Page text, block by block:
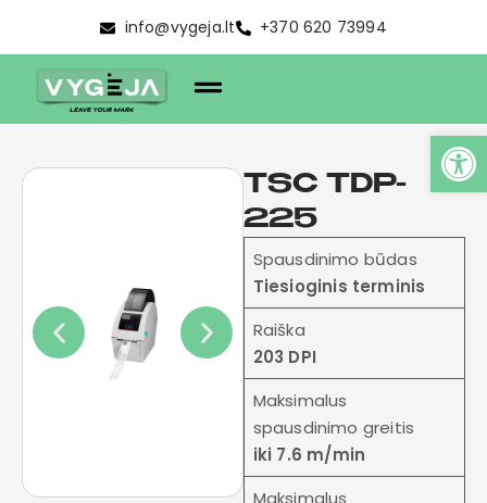
info@vygeja.lt +370 620 73994
TSC TDP-
225
Spausdinimo būdas
Tiesioginis terminis
Raiška
203 DPI
Maksimalus
spausdinimo greitis
iki 7.6 m/min